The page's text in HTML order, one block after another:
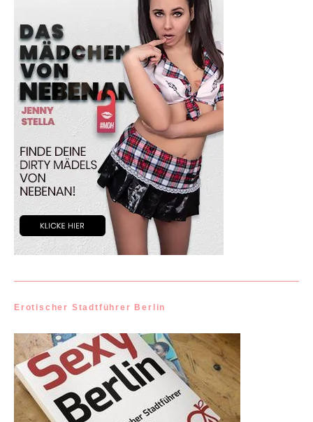
Erotischer Stadtführer Berlin